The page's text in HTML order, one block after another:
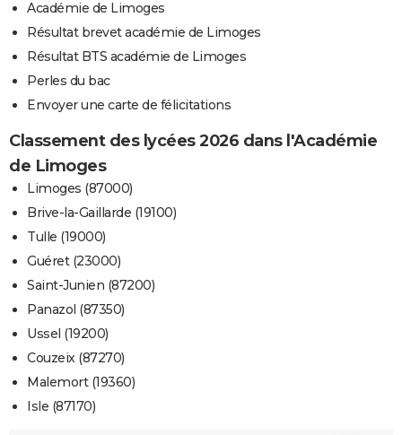
Académie de Limoges
Résultat brevet académie de Limoges
Résultat BTS académie de Limoges
Perles du bac
Envoyer une carte de félicitations
Classement des lycées 2026 dans l'Académie
de Limoges
Limoges (87000)
Brive-la-Gaillarde (19100)
Tulle (19000)
Guéret (23000)
Saint-Junien (87200)
Panazol (87350)
Ussel (19200)
Couzeix (87270)
Malemort (19360)
Isle (87170)